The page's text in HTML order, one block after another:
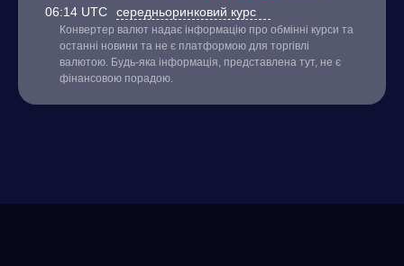
06:14 UTC середньоринковий курс
Конвертер валют надає інформацію про обмінні курси та
останні новини та не є платформою для торгівлі
валютою. Будь-яка інформація, представлена тут, не є
фінансовою порадою.